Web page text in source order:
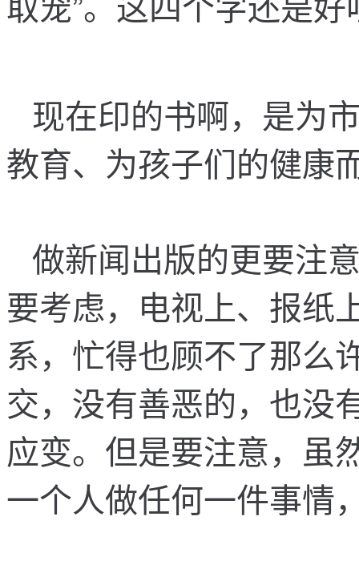
现在印的书啊， 是为
教育、 为孩子们的健康
做新闻出版的更要注
要考虑， 电视上、 报纸
系， 忙得也顾不了那么
交， 没有善恶的， 也没
应变。 但是要注意， 虽
一个人做任何一件事情